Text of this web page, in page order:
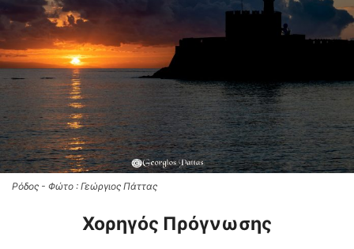
Ρόδος - Φώτο : Γεώργιος Πάττας
Χορηγός Πρόγνωσης